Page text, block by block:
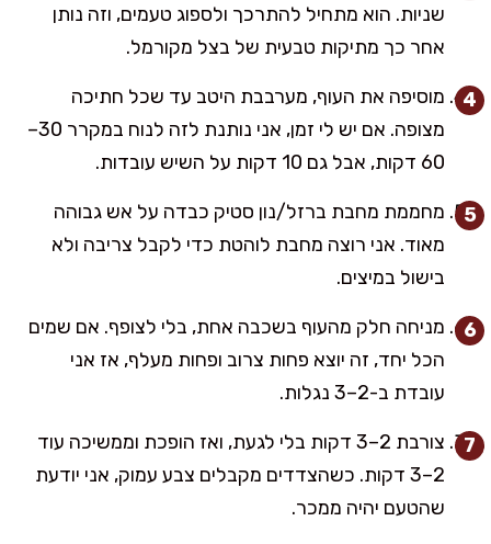
שניות. הוא מתחיל להתרכך ולספוג טעמים, וזה נותן
אחר כך מתיקות טבעית של בצל מקורמל.
מוסיפה את העוף, מערבבת היטב עד שכל חתיכה
מצופה. אם יש לי זמן, אני נותנת לזה לנוח במקרר 30–
60 דקות, אבל גם 10 דקות על השיש עובדות.
מחממת מחבת ברזל/נון סטיק כבדה על אש גבוהה
מאוד. אני רוצה מחבת לוהטת כדי לקבל צריבה ולא
בישול במיצים.
מניחה חלק מהעוף בשכבה אחת, בלי לצופף. אם שמים
הכל יחד, זה יוצא פחות צרוב ופחות מעלף, אז אני
עובדת ב-2–3 נגלות.
צורבת 2–3 דקות בלי לגעת, ואז הופכת וממשיכה עוד
2–3 דקות. כשהצדדים מקבלים צבע עמוק, אני יודעת
שהטעם יהיה ממכר.